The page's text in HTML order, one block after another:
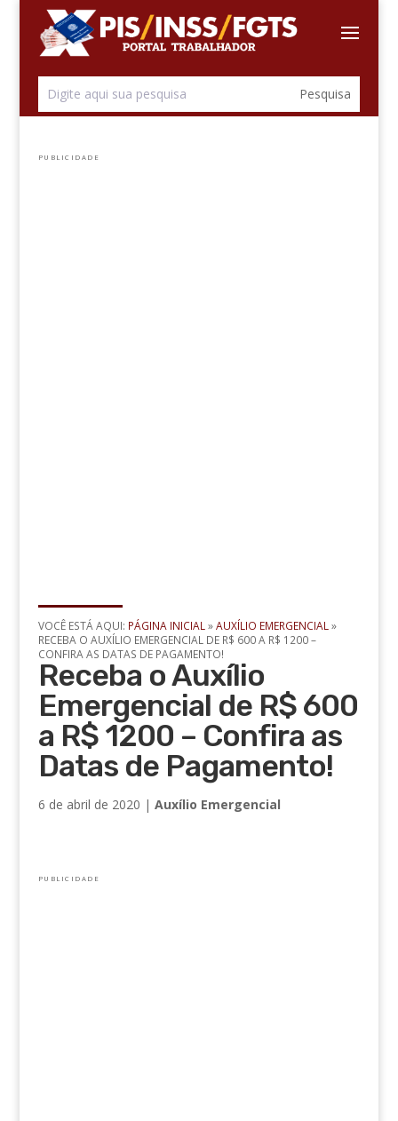
PUBLICIDADE
VOCÊ ESTÁ AQUI: PÁGINA INICIAL »AUXÍLIO EMERGENCIAL »
RECEBA O AUXÍLIO EMERGENCIAL DE R$ 600 A R$ 1200 –
CONFIRA AS DATAS DE PAGAMENTO!
Receba o Auxílio
Emergencial de R$ 600
a R$ 1200 – Confira as
Datas de Pagamento!
6 de abril de 2020 | Auxílio Emergencial
PUBLICIDADE